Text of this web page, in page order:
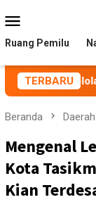
ke
kontenMobile
Ruang Pemilu
TERBARU
Karaoke
Beranda Daerah
Mengenal
Kota
Kian